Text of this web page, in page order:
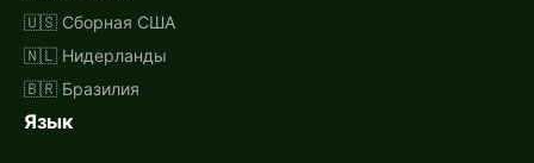
🇺🇸 Сборная США
🇳🇱 Нидерланды
🇧🇷 Бразилия
Язык